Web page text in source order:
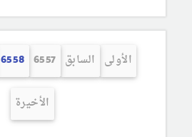
الأولى السابق 6557
6558
الأخيرة